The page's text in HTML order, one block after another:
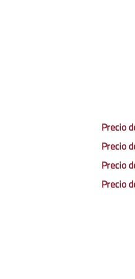
Precio
Precio
Precio
Precio